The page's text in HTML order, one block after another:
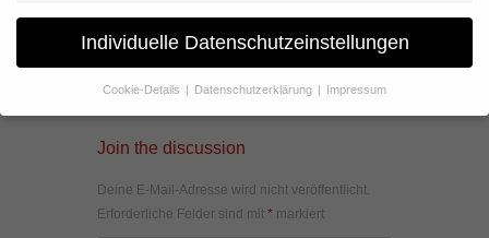
Join the discussion
Deine E-Mail-Adresse wird nicht veröffentlicht.
Erforderliche Felder sind mit * markiert
Individuelle Datenschutzeinstellungen
Cookie-Details Datenschutzerklärung Impressum
Datenschutzeinstellungen
Wenn Sie unter 16 Jahre alt sind und Ihre Zustimmung zu
Erziehungsberechtigten um Erlaubnis bitten.
Wir verwenden Cookies und andere Technologien auf unserer